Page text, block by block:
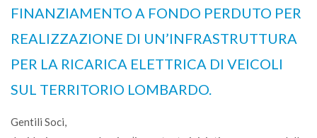
FINANZIAMENTO A FONDO PERDUTO PER
REALIZZAZIONE DI UN’INFRASTRUTTURA
PER LA RICARICA ELETTRICA DI VEICOLI
SUL TERRITORIO LOMBARDO.
Gentili Soci,